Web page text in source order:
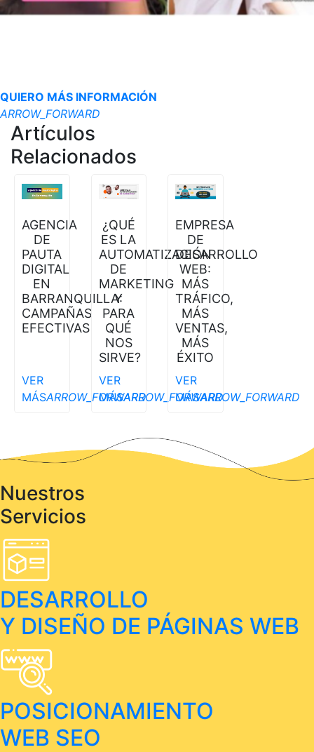
QUIERO MÁS INFORMACIÓN
ARROW_FORWARD
Artículos
Relacionados
AGENCIA
DE
PAUTA
DIGITAL
EN
BARRANQUILLA:
CAMPAÑAS
EFECTIVAS
VER
MÁSARROW_FORWARD
¿QUÉ
ES LA
AUTOMATIZACIÓN
DE
MARKETING
Y
PARA
QUÉ
NOS
SIRVE?
VER
MÁSARROW_FORWARD
EMPRESA
DE
DESARROLLO
WEB:
MÁS
TRÁFICO,
MÁS
VENTAS,
MÁS
ÉXITO
VER
MÁSARROW_FORWARD
Nuestros
Servicios
DESARROLLO
Y DISEÑO DE PÁGINAS WEB
POSICIONAMIENTO
WEB SEO